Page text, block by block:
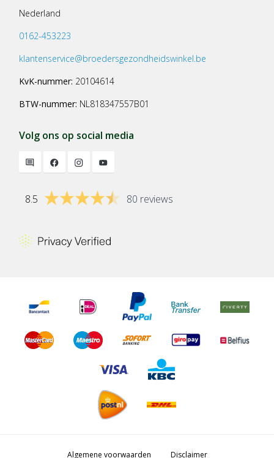
Nederland
0162-453223
klantenservice@broedersgezondheidswinkel.be
KvK-nummer: 20104614
BTW-nummer: NL818347557B01
Volg ons op social media
8.5 80 reviews
Algemene voorwaarden Disclaimer